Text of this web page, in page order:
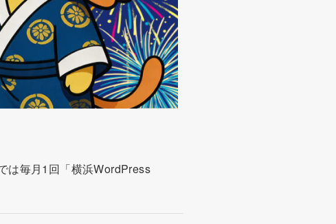
は毎月1回「横浜WordPress